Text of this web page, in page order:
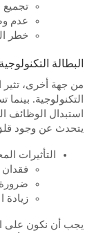
تجميع
عدم
خطر
البطالة
من جهة أخرى، تثير
التكنولوجية.
استبدال الوظائف
يتحدث عن وجود
التأثيرات
فقدان
ضرورة
زيادة
يجب أن نكون على